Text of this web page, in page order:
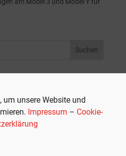
um unsere Website und
Impressum – Cookie-
positive FSD-Testbilanz in
Mio. Kilometern 5,2 Mal